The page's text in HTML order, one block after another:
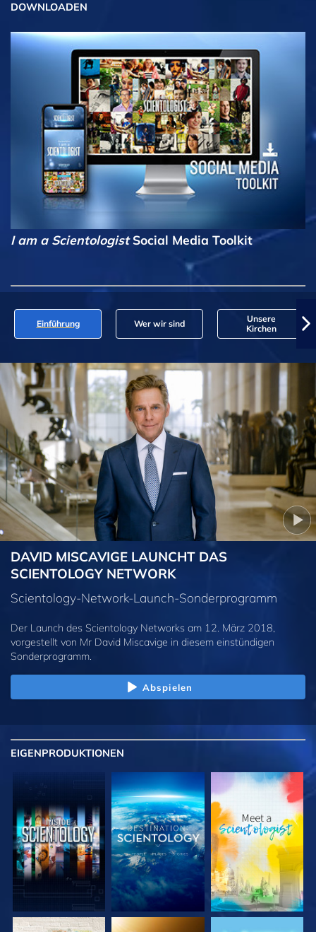
DOWNLOADEN
I am a ScientologistSocial Media Toolkit
Einführung Wer wir sind
Unsere
Kirchen
DAVID MISCAVIGE LAUNCHT DAS
SCIENTOLOGY NETWORK
Scientology-Network-Launch-Sonderprogramm
Der Launch des Scientology Networks am 12. März 2018,
vorgestellt von Mr David Miscavige in diesem einstündigen
Sonderprogramm.
Abspielen
EIGENPRODUKTIONEN